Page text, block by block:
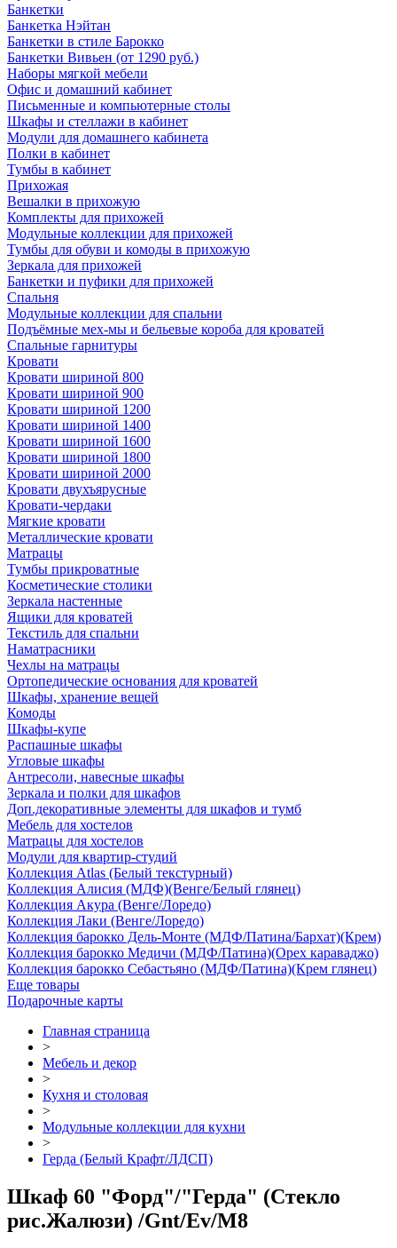
Банкетки
Банкетка Нэйтан
Банкетки в стиле Барокко
Банкетки Вивьен (от 1290 руб.)
Наборы мягкой мебели
Офис и домашний кабинет
Письменные и компьютерные столы
Шкафы и стеллажи в кабинет
Модули для домашнего кабинета
Полки в кабинет
Тумбы в кабинет
Прихожая
Вешалки в прихожую
Комплекты для прихожей
Модульные коллекции для прихожей
Тумбы для обуви и комоды в прихожую
Зеркала для прихожей
Банкетки и пуфики для прихожей
Спальня
Модульные коллекции для спальни
Подъёмные мех-мы и бельевые короба для кроватей
Спальные гарнитуры
Кровати
Кровати шириной 800
Кровати шириной 900
Кровати шириной 1200
Кровати шириной 1400
Кровати шириной 1600
Кровати шириной 1800
Кровати шириной 2000
Кровати двухъярусные
Кровати-чердаки
Мягкие кровати
Металлические кровати
Матрацы
Тумбы прикроватные
Косметические столики
Зеркала настенные
Ящики для кроватей
Текстиль для спальни
Наматрасники
Чехлы на матрацы
Ортопедические основания для кроватей
Шкафы, хранение вещей
Комоды
Шкафы-купе
Распашные шкафы
Угловые шкафы
Антресоли, навесные шкафы
Зеркала и полки для шкафов
Доп.декоративные элементы для шкафов и тумб
Мебель для хостелов
Матрацы для хостелов
Модули для квартир-студий
Коллекция Atlas (Белый текстурный)
Коллекция Алисия (МДФ)(Венге/Белый глянец)
Коллекция Акура (Венге/Лоредо)
Коллекция Лаки (Венге/Лоредо)
Коллекция барокко Дель-Монте (МДФ/Патина/Бархат)(Крем)
Коллекция барокко Медичи (МДФ/Патина)(Орех караваджо)
Коллекция барокко Себастьяно (МДФ/Патина)(Крем глянец)
Еще товары
Подарочные карты
Главная страница
>
Мебель и декор
>
Кухня и столовая
>
Модульные коллекции для кухни
>
Герда (Белый Крафт/ЛДСП)
Шкаф 60 "Форд"/"Герда" (Стекло
рис.Жалюзи) /Gnt/Ev/М8